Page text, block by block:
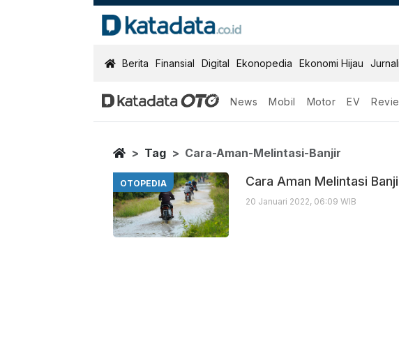
KatadataOTO
Berita Finansial Digital Ekonopedia Ekonomi Hijau
News Mobil Motor EV
Cara Aman Melintasi
Berita Terbaru
Home
Tag Cara-Aman-Melintasi-Banjir
OTOPEDIA Cara Aman Melintasi
20 Januari 2022, 06:09 WIB